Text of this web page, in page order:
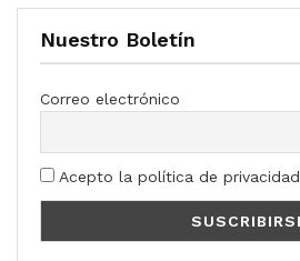
Nuestro Boletín
Correo electrónico
Acepto la política de privacidad